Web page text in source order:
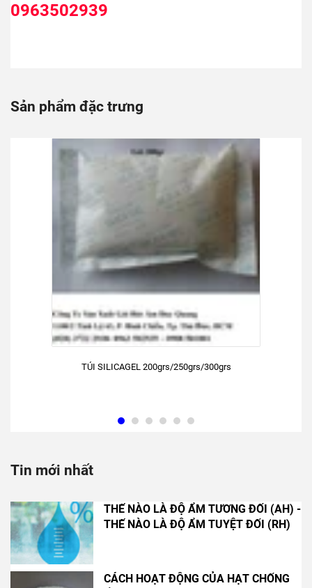
0963502939
Sản phẩm đặc trưng
TÚI SILICAGEL 200grs/250grs/300grs
Tin mới nhất
THẾ NÀO LÀ ĐỘ ẨM TƯƠNG ĐỐI (AH) -
THẾ NÀO LÀ ĐỘ ẨM TUYỆT ĐỐI (RH)
CÁCH HOẠT ĐỘNG CỦA HẠT CHỐNG